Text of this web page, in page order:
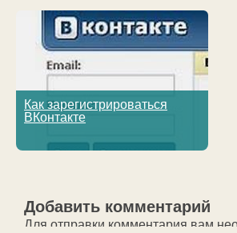
Как зарегистрироваться
ВКонтакте
Добавить комментарий
Для отправки комментария вам